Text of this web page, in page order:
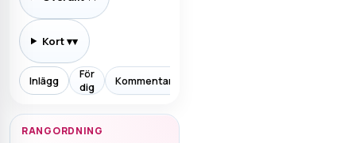
Kort▾
Inlägg
För
dig
Kommentarer
RANGORDNING